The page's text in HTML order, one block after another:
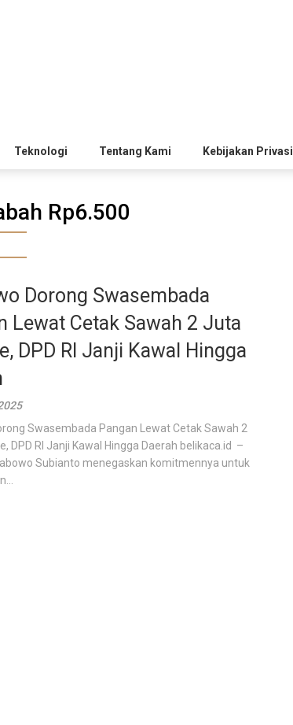
Teknologi Tentang Kami Kebijakan Privasi
Rp6.500
Dorong Swasembada
Lewat Cetak Sawah 2 Juta
DPD RI Janji Kawal Hingga
Swasembada Pangan Lewat Cetak Sawah 2
DPD RI Janji Kawal Hingga Daerah belikaca.id –
Subianto menegaskan komitmennya untuk